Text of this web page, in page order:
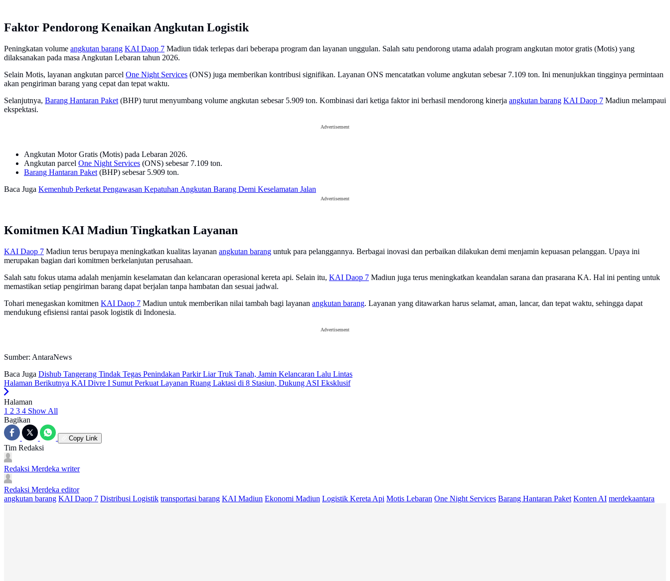
Faktor Pendorong Kenaikan Angkutan Logistik
Peningkatan volume angkutan barang KAI Daop 7 Madiun tidak terlepas dari beberapa program dan layanan unggulan. Salah satu pendorong utama adalah program angkutan motor gratis (Motis) yang
dilaksanakan pada masa Angkutan Lebaran tahun 2026.
Selain Motis, layanan angkutan parcel One Night Services (ONS) juga memberikan kontribusi signifikan. Layanan ONS mencatatkan volume angkutan sebesar 7.109 ton. Ini menunjukkan tingginya permintaan
akan pengiriman barang yang cepat dan tepat waktu.
Selanjutnya, Barang Hantaran Paket (BHP) turut menyumbang volume angkutan sebesar 5.909 ton. Kombinasi dari ketiga faktor ini berhasil mendorong kinerja angkutan barang KAI Daop 7 Madiun melampaui
ekspektasi.
Advertisement
Angkutan Motor Gratis (Motis) pada Lebaran 2026.
Angkutan parcel One Night Services (ONS) sebesar 7.109 ton.
Barang Hantaran Paket (BHP) sebesar 5.909 ton.
Baca Juga Kemenhub Perketat Pengawasan Kepatuhan Angkutan Barang Demi Keselamatan Jalan
Advertisement
Komitmen KAI Madiun Tingkatkan Layanan
KAI Daop 7 Madiun terus berupaya meningkatkan kualitas layanan angkutan barang untuk para pelanggannya. Berbagai inovasi dan perbaikan dilakukan demi menjamin kepuasan pelanggan. Upaya ini
merupakan bagian dari komitmen berkelanjutan perusahaan.
Salah satu fokus utama adalah menjamin keselamatan dan kelancaran operasional kereta api. Selain itu, KAI Daop 7 Madiun juga terus meningkatkan keandalan sarana dan prasarana KA. Hal ini penting untuk
memastikan setiap pengiriman barang dapat berjalan tanpa hambatan dan sesuai jadwal.
Tohari menegaskan komitmen KAI Daop 7 Madiun untuk memberikan nilai tambah bagi layanan angkutan barang. Layanan yang ditawarkan harus selamat, aman, lancar, dan tepat waktu, sehingga dapat
mendukung efisiensi rantai pasok logistik di Indonesia.
Advertisement
Sumber: AntaraNews
Baca Juga Dishub Tangerang Tindak Tegas Penindakan Parkir Liar Truk Tanah, Jamin Kelancaran Lalu Lintas
Halaman Berikutnya KAI Divre I Sumut Perkuat Layanan Ruang Laktasi di 8 Stasiun, Dukung ASI Eksklusif
Halaman
1 2 3 4 Show All
Bagikan
Copy Link
Tim Redaksi
Redaksi Merdeka writer
Redaksi Merdeka editor
angkutan barang KAI Daop 7 Distribusi Logistik transportasi barang KAI Madiun Ekonomi Madiun Logistik Kereta Api Motis Lebaran One Night Services Barang Hantaran Paket Konten AI merdekaantara